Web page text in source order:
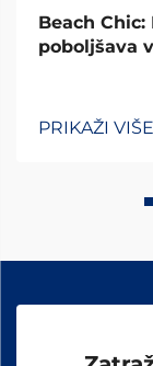
Beach
poboljšava
PRIKAŽI VIŠE